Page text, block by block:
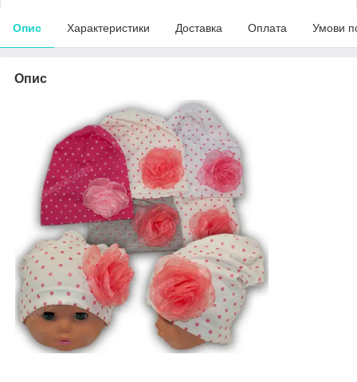
Опис Характеристики Доставка Оплата Умови
Опис